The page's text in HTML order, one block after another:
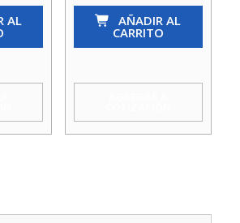
AL
X
X
AÑADIR AL
CARRITO